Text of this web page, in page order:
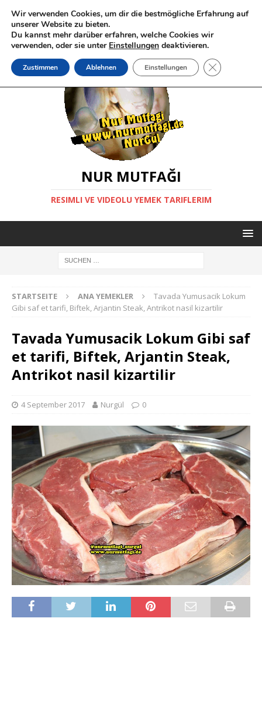
NUR MUTFAĞI
RESIMLI VE VIDEOLU YEMEK TARIFLERIM
STARTSEITE ANA YEMEKLER
Tavada Yumusacik Lokum
Gibi saf et tarifi, Biftek, Arjantin Steak, Antrikot nasil kizartilir
Tavada Yumusacik Lokum Gibi saf
et tarifi, Biftek, Arjantin Steak,
Antrikot nasil kizartilir
4 September 2017 Nurgül 0
Wir verwenden Cookies, um dir die bestmögliche Erfahrung auf
unserer Website zu bieten.
Du kannst mehr darüber erfahren, welche Cookies wir
verwenden, oder sie unter Einstellungen deaktivieren.
Zustimmen Ablehnen Einstellungen GDPR